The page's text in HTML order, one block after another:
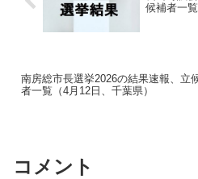
候補者一
南房総市長選挙2026の結果速報、立
者一覧（4月12日、千葉県）
コメント